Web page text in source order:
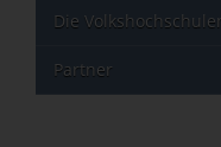
Die
Partner